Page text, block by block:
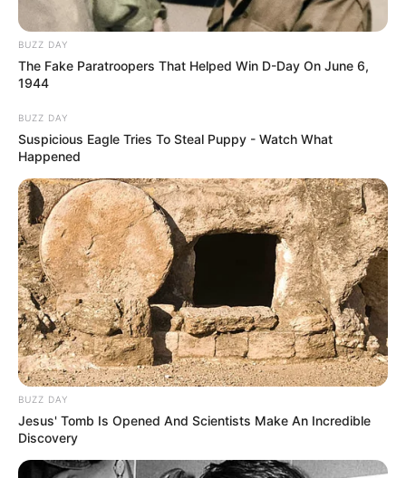
BUZZ DAY
The Fake Paratroopers That Helped Win D-Day On June 6,
1944
BUZZ DAY
Suspicious Eagle Tries To Steal Puppy - Watch What
Happened
BUZZ DAY
Jesus' Tomb Is Opened And Scientists Make An Incredible
Discovery